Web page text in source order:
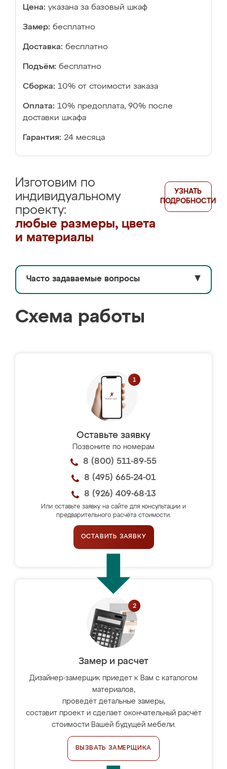
Цена: указана за базовый шкаф
Замер: бесплатно
Доставка: бесплатно
Подъём: бесплатно
Сборка: 10% от стоимости заказа
Оплата: 10% предоплата, 90% после
доставки шкафа
Гарантия: 24 месяца
Изготовим по
индивидуальному
проекту:
любые размеры, цвета
и материалы
УЗНАТЬ
ПОДРОБНОСТИ
Часто задаваемые вопросы ▼
Схема работы
Оставьте заявку
Позвоните по номерам
8 (800) 511-89-55
8 (495) 665-24-01
8 (926) 409-68-13
Или оставьте заявку на сайте для консультации и
предварительного расчёта стоимости.
ОСТАВИТЬ ЗАЯВКУ
Замер и расчет
Дизайнер-замерщик приедет к Вам с каталогом
материалов,
проведёт детальные замеры,
составит проект и сделает окончательный расчёт
стоимости Вашей будущей мебели.
ВЫЗВАТЬ ЗАМЕРЩИКА